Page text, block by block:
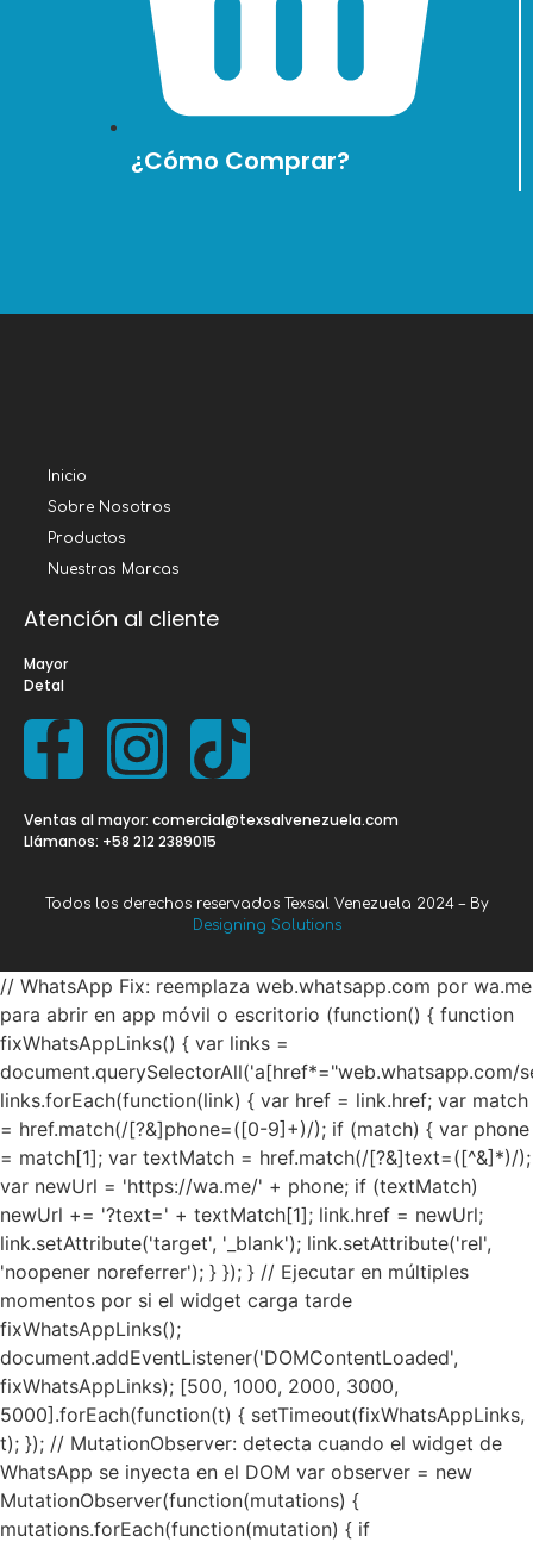
¿Cómo Comprar?
Inicio
Sobre Nosotros
Productos
Nuestras Marcas
Atención al cliente
Mayor
Detal
Ventas al mayor: comercial@texsalvenezuela.com
Llámanos: +58 212 2389015
Todos los derechos reservados Texsal Venezuela 2024 – By
Designing Solutions
// WhatsApp Fix: reemplaza web.whatsapp.com por wa.me
para abrir en app móvil o escritorio (function() { function
fixWhatsAppLinks() { var links =
document.querySelectorAll('a[href*="web.whatsapp.com/
links.forEach(function(link) { var href = link.href; var match
= href.match(/[?&]phone=([0-9]+)/); if (match) { var phone
= match[1]; var textMatch = href.match(/[?&]text=([^&]*)/);
var newUrl = 'https://wa.me/' + phone; if (textMatch)
newUrl += '?text=' + textMatch[1]; link.href = newUrl;
link.setAttribute('target', '_blank'); link.setAttribute('rel',
'noopener noreferrer'); } }); } // Ejecutar en múltiples
momentos por si el widget carga tarde
fixWhatsAppLinks();
document.addEventListener('DOMContentLoaded',
fixWhatsAppLinks); [500, 1000, 2000, 3000,
5000].forEach(function(t) { setTimeout(fixWhatsAppLinks,
t); }); // MutationObserver: detecta cuando el widget de
WhatsApp se inyecta en el DOM var observer = new
MutationObserver(function(mutations) {
mutations.forEach(function(mutation) { if